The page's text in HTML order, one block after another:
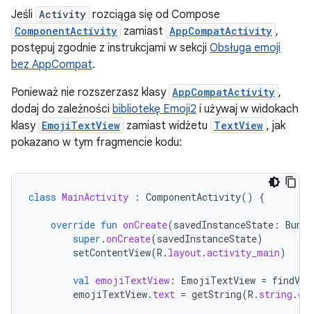
Jeśli Activity rozciąga się od Compose
ComponentActivity zamiast AppCompatActivity ,
postępuj zgodnie z instrukcjami w sekcji Obsługa emoji
bez AppCompat.
Ponieważ nie rozszerzasz klasy AppCompatActivity ,
dodaj do zależności bibliotekę Emoji2 i używaj w widokach
klasy EmojiTextView zamiast widżetu TextView , jak
pokazano w tym fragmencie kodu:
class MainActivity : ComponentActivity() {
override fun onCreate(savedInstanceState :
super .onCreate(savedInstanceState)
setContentView(R . layout.activity_main)
val emojiTextView : EmojiTextView =
emojiTextView. text = getString(R . string .